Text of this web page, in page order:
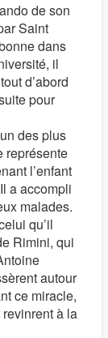
de son
Saint
dans
il
d’abord
pour
des plus
représente
l’enfant
a accompli
malades.
qu’il
Rimini, qui
autour
ce miracle,
à la